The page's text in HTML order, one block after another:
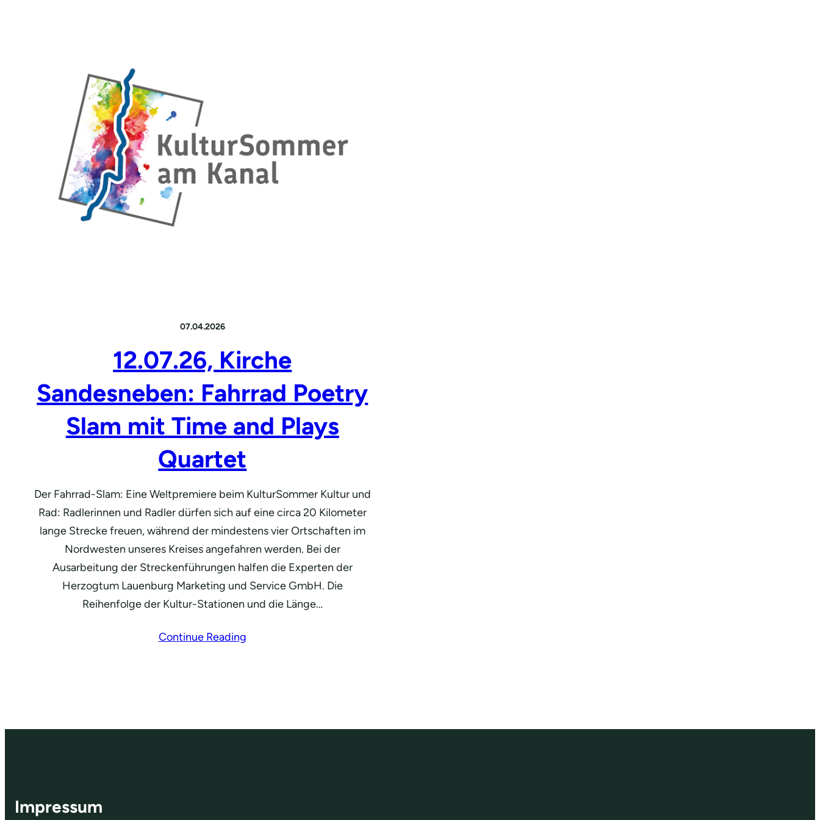
07.04.2026
12.07.26, Kirche
Sandesneben: Fahrrad Poetry
Slam mit Time and Plays
Quartet
Der Fahrrad-Slam: Eine Weltpremiere beim KulturSommer Kultur und
Rad: Radlerinnen und Radler dürfen sich auf eine circa 20 Kilometer
lange Strecke freuen, während der mindestens vier Ortschaften im
Nordwesten unseres Kreises angefahren werden. Bei der
Ausarbeitung der Streckenführungen halfen die Experten der
Herzogtum Lauenburg Marketing und Service GmbH. Die
Reihenfolge der Kultur-Stationen und die Länge…
Continue Reading
Impressum